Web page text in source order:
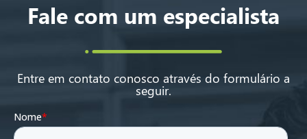
Fale com um especialista
Entre em contato conosco através do formulário a
seguir.